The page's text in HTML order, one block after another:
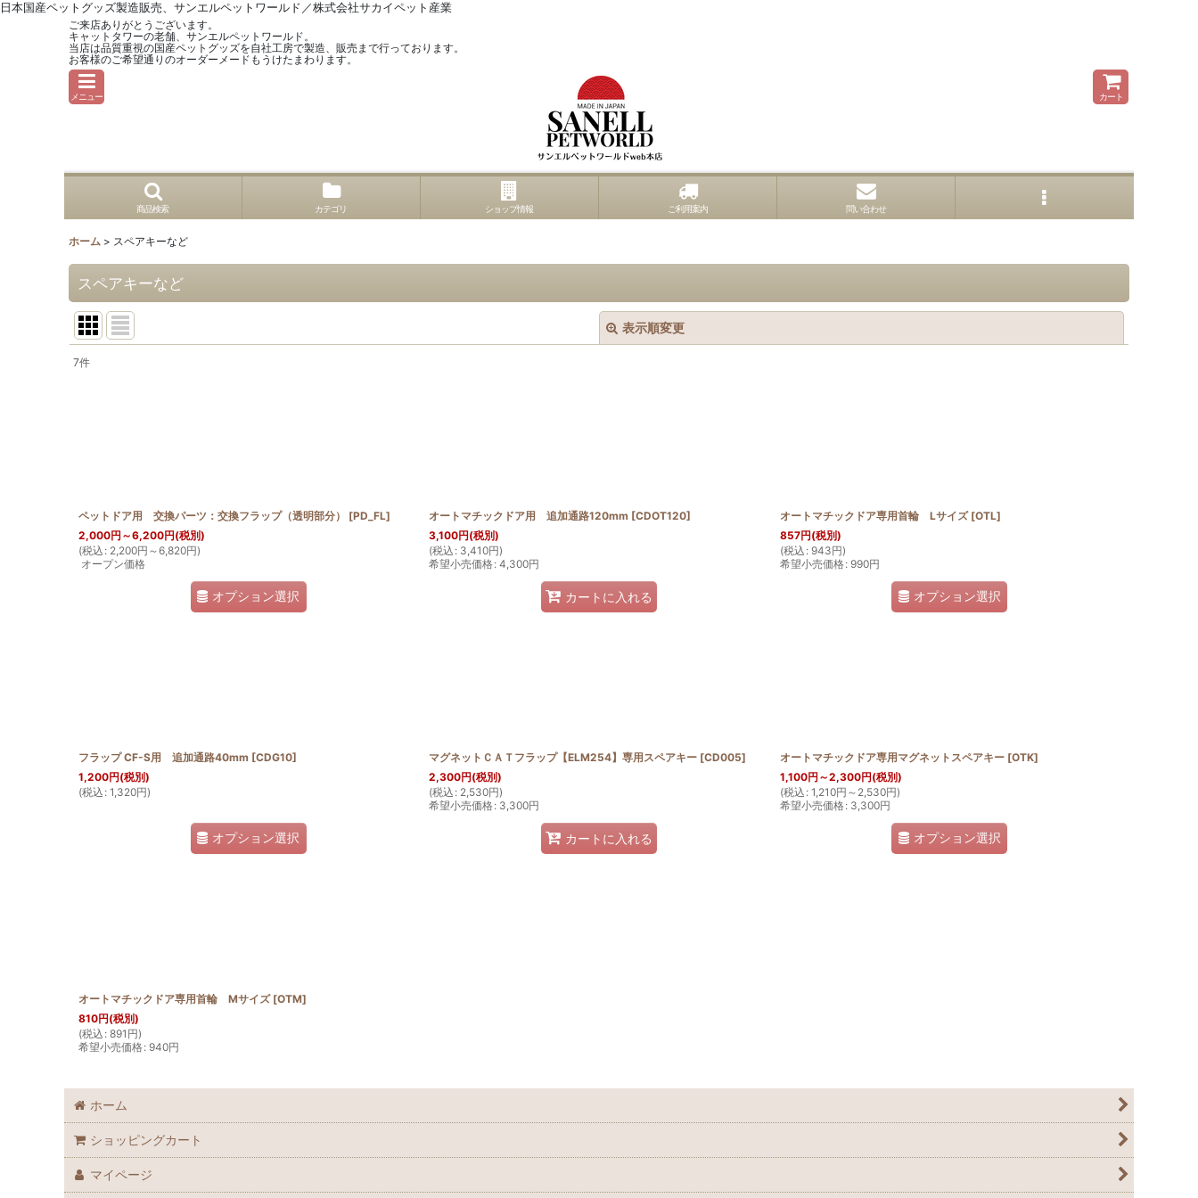
日本国産ペットグッズ製造販売、サンエルペットワールド／株式会社サカイペット産業
ご来店ありがとうございます。
キャットタワーの老舗、サンエルペットワールド。
当店は品質重視の国産ペットグッズを自社工房で製造、販売まで行っております。
お客様のご希望通りのオーダーメードもうけたまわります。
メニュー カート
商品検索 カテゴリ ショップ情報 ご利用案内 問い合わせ
ホーム > スペアキーなど
スペアキーなど
表示順変更
7件
ペットドア用 交換パーツ：交換フラップ（透明部分） [PD_FL]
2,000円 ～6,200円(税別)
(税込 : 2,200円 ～6,820円)
オープン価格
オプション選択
オートマチックドア用 追加通路120mm [CDOT120]
3,100円(税別)
(税込 : 3,410円)
希望小売価格: 4,300円
カートに入れる
オートマチックドア専用首輪 Lサイズ [OTL]
857円(税別)
(税込 : 943円)
希望小売価格: 990円
オプション選択
フラップ CF-S用 追加通路40mm [CDG10]
1,200円(税別)
(税込 : 1,320円)
オプション選択
マグネットＣＡＴフラップ【ELM254】専用スペアキー [CD005]
2,300円(税別)
(税込 : 2,530円)
希望小売価格: 3,300円
カートに入れる
オートマチックドア専用マグネットスペアキー [OTK]
1,100円 ～2,300円(税別)
(税込 : 1,210円 ～2,530円)
希望小売価格: 3,300円
オプション選択
オートマチックドア専用首輪 Mサイズ [OTM]
810円(税別)
(税込 : 891 円)
希望小売価格: 940円
ホーム
ショッピングカート
マイページ